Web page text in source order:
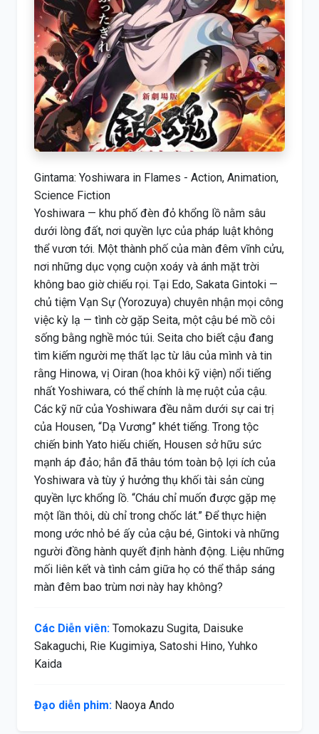
Gintama: Yoshiwara in Flames - Action, Animation,
Science Fiction
Yoshiwara — khu phố đèn đỏ khổng lồ nằm sâu
dưới lòng đất, nơi quyền lực của pháp luật không
thể vươn tới. Một thành phố của màn đêm vĩnh cửu,
nơi những dục vọng cuộn xoáy và ánh mặt trời
không bao giờ chiếu rọi. Tại Edo, Sakata Gintoki —
chủ tiệm Vạn Sự (Yorozuya) chuyên nhận mọi công
việc kỳ lạ — tình cờ gặp Seita, một cậu bé mồ côi
sống bằng nghề móc túi. Seita cho biết cậu đang
tìm kiếm người mẹ thất lạc từ lâu của mình và tin
rằng Hinowa, vị Oiran (hoa khôi kỹ viện) nổi tiếng
nhất Yoshiwara, có thể chính là mẹ ruột của cậu.
Các kỹ nữ của Yoshiwara đều nằm dưới sự cai trị
của Housen, “Dạ Vương” khét tiếng. Trong tộc
chiến binh Yato hiếu chiến, Housen sở hữu sức
mạnh áp đảo; hắn đã thâu tóm toàn bộ lợi ích của
Yoshiwara và tùy ý hưởng thụ khối tài sản cùng
quyền lực khổng lồ. “Cháu chỉ muốn được gặp mẹ
một lần thôi, dù chỉ trong chốc lát.” Để thực hiện
mong ước nhỏ bé ấy của cậu bé, Gintoki và những
người đồng hành quyết định hành động. Liệu những
mối liên kết và tình cảm giữa họ có thể thắp sáng
màn đêm bao trùm nơi này hay không?
Các Diễn viên: Tomokazu Sugita, Daisuke
Sakaguchi, Rie Kugimiya, Satoshi Hino, Yuhko
Kaida
Đạo diễn phim: Naoya Ando